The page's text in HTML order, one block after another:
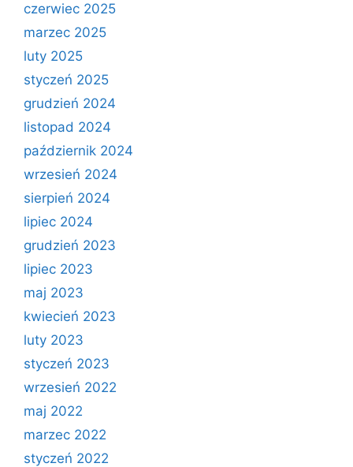
czerwiec 2025
marzec 2025
luty 2025
styczeń 2025
grudzień 2024
listopad 2024
październik 2024
wrzesień 2024
sierpień 2024
lipiec 2024
grudzień 2023
lipiec 2023
maj 2023
kwiecień 2023
luty 2023
styczeń 2023
wrzesień 2022
maj 2022
marzec 2022
styczeń 2022